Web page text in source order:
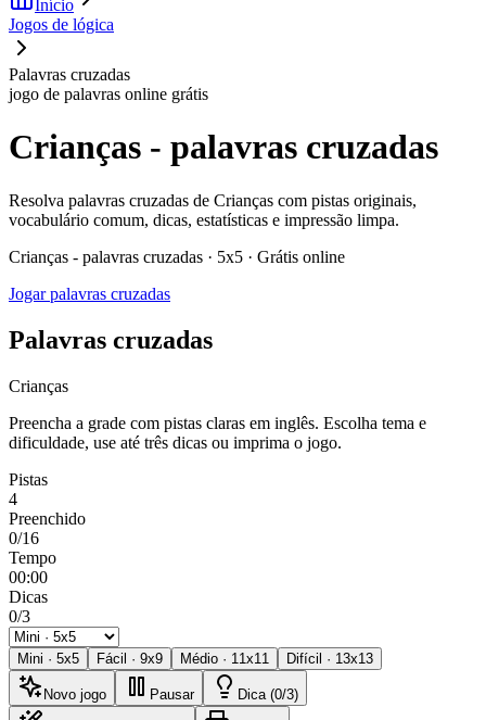
Início
Jogos de lógica
Palavras cruzadas
jogo de palavras online grátis
Crianças - palavras cruzadas
Resolva palavras cruzadas de Crianças com pistas originais,
vocabulário comum, dicas, estatísticas e impressão limpa.
Crianças - palavras cruzadas · 5x5 · Grátis online
Jogar palavras cruzadas
Palavras cruzadas
Crianças
Preencha a grade com pistas claras em inglês. Escolha tema e
dificuldade, use até três dicas ou imprima o jogo.
Pistas
4
Preenchido
0/16
Tempo
00:00
Dicas
0/3
Mini · 5x5 Fácil · 9x9 Médio · 11x11 Difícil · 13x13
Novo jogo Pausar Dica (0/3)